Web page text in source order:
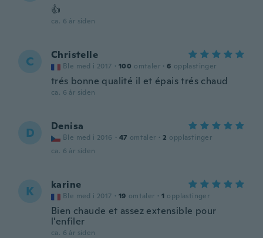
👍
ca. 6 år siden
C Christelle
Ble med i 2017 · 100 omtaler · 6 opplastinger
trés bonne qualité il et épais trés chaud
ca. 6 år siden
D Denisa
Ble med i 2016 · 47 omtaler · 2 opplastinger
ca. 6 år siden
K karine
Ble med i 2017 · 19 omtaler · 1 opplastinger
Bien chaude et assez extensible pour
l'enfiler
ca. 6 år siden